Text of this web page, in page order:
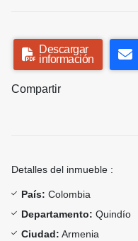
Descargar
información
Compartir
Detalles del inmueble :
País: Colombia
Departamento: Quindío
Ciudad: Armenia